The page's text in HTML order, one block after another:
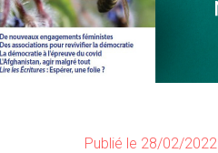
Publié le 28/02/2022